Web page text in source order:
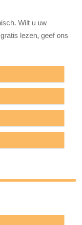
Wilt u uw
lezen, geef ons